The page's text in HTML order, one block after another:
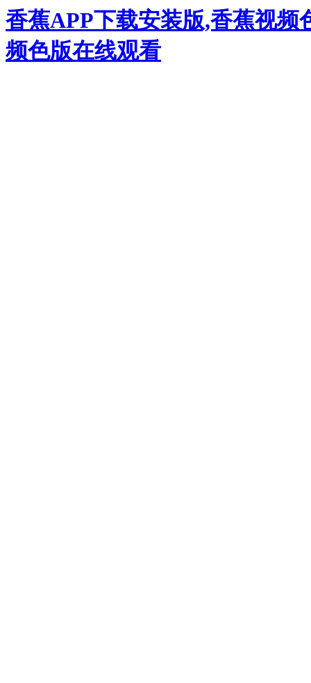
香蕉APP下载安装版,香蕉视
频色版在线观看